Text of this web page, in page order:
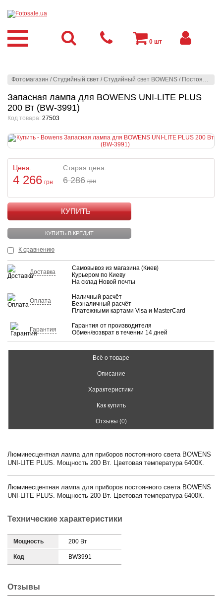
Фотомагазин /Студийный свет /Студийный свет BOWENS / Постоянный свет фото
Запасная лампа для BOWENS UNI-LITE PLUS
200 Вт (BW-3991)
Код товара: 27503
Цена:
4 266 грн
Старая цена:
6 286 грн
КУПИТЬ
КУПИТЬ В КРЕДИТ
К сравнению
Доставка
Самовывоз из магазина (Киев)
Курьером по Киеву
На склад Новой почты
Оплата
Наличный расчёт
Безналичный расчёт
Платежными картами Visa и MasterCard
Гарантия
Гарантия от производителя
Обмен/возврат в течении 14 дней
Всё о товаре
Описание
Характеристики
Как купить
Отзывы (0)
Люминесцентная лампа для приборов постоянного света BOWENS
UNI-LITE PLUS. Мощность 200 Вт. Цветовая температура 6400К.
Люминесцентная лампа для приборов постоянного света BOWENS
UNI-LITE PLUS. Мощность 200 Вт. Цветовая температура 6400К.
Технические характеристики
Мощность 200 Вт
Код BW3991
Отзывы
0 шт